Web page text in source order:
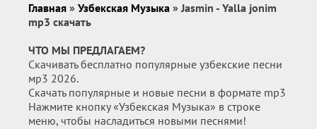
Главная » Узбекская Музыка » Jasmin - Yalla jonim
mp3 скачать
ЧТО МЫ ПРЕДЛАГАЕМ?
Скачивать бесплатно популярные узбекские песни
мр3 2026.
Скачать популярные и новые песни в формате mp3
Нажмите кнопку «Узбекская Музыка» в строке
меню, чтобы насладиться новыми песнями!